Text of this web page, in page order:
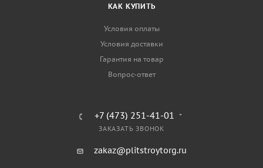
КАК КУПИТЬ
Условия оплаты
Условия доставки
Гарантия на товар
Вопрос-ответ
+7 (473) 251-41-01
ЗАКАЗАТЬ ЗВОНОК
zakaz@plitstroytorg.ru